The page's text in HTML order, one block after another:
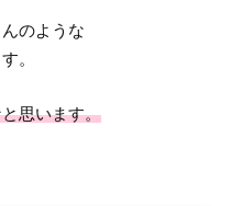
のような
。
思います。